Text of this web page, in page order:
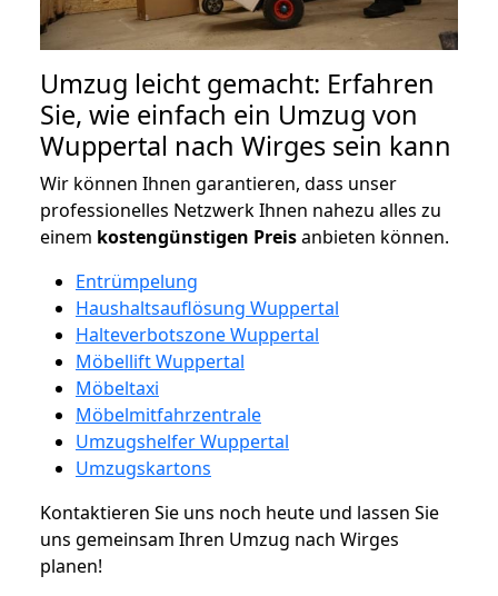
Umzug leicht gemacht: Erfahren
Sie, wie einfach ein Umzug von
Wuppertal nach Wirges sein kann
Wir können Ihnen garantieren, dass unser
professionelles Netzwerk Ihnen nahezu alles zu
einem kostengünstigen Preisanbieten können.
Entrümpelung
Haushaltsauflösung Wuppertal
Halteverbotszone Wuppertal
Möbellift Wuppertal
Möbeltaxi
Möbelmitfahrzentrale
Umzugshelfer Wuppertal
Umzugskartons
Kontaktieren Sie uns noch heute und lassen Sie
uns gemeinsam Ihren Umzug nach Wirges
planen!